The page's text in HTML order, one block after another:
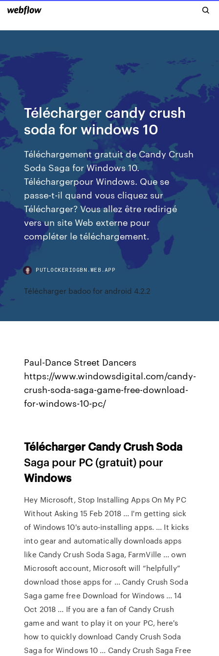
Télécharger candy crush
soda for windows 10
Téléchargement gratuit de Candy Crush
Soda Saga for Windows 10.
Téléchargerpour Windows. Que se
passe-t-il quand vous cliquez sur
Télécharger? Vous allez être redirigé
vers un site Web externe pour
compléter le téléchargement.
PUTLOCKERIOGBN.WEB.APP
Télécharger badoo for android 4.2.2
Paul-Dance Street Dancers
https://www.windowsdigital.com/candy-
crush-soda-saga-game-free-download-
for-windows-10-pc/
Télécharger CandyCrushSoda
Saga pour PC (gratuit) pour
Windows
Hey Microsoft, Stop Installing Apps On My PC
Without Asking 15 Feb 2018 ... I'm getting sick
of Windows 10's auto-installing apps. ... It kicks
into gear and automatically downloads apps
like Candy Crush Soda Saga, FarmVille ... own
Microsoft account, Microsoft will “helpfully”
download those apps for ... Candy Crush Soda
Saga game free Download for Windows ... 14
Oct 2018 ... If you are a fan of Candy Crush
game and want to play it on your PC, here's
how to quickly download Candy Crush Soda
Saga for Windows 10 ... Candy Crush Saga Free